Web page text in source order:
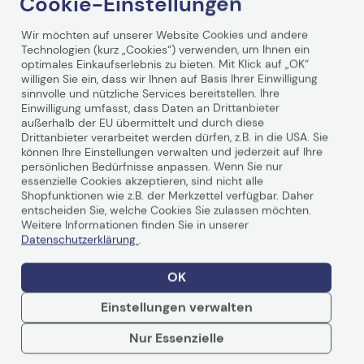
Technische Daten
Allgemein
Hersteller
Epson
Herst. Art. Nr.
EAN
0010343865877,
5704327741985
Hauptmerkmale
Produktbeschreibung
Epson T6124 - Gelb -
Weiterlesen
Wir möchten auf unserer Website Cookies und andere
Technologien (kurz „Cookies“) verwenden, um Ihnen ein
optimales Einkaufserlebnis zu bieten. Mit Klick auf „OK“
willigen Sie ein, dass wir Ihnen auf Basis Ihrer Einwilligung
sinnvolle und nützliche Services bereitstellen. Ihre
Einwilligung umfasst, dass Daten an Drittanbieter
außerhalb der EU übermittelt und durch diese
Drittanbieter verarbeitet werden dürfen, z.B. in die USA. Sie
können Ihre Einstellungen verwalten und jederzeit auf Ihre
persönlichen Bedürfnisse anpassen. Wenn Sie nur
essenzielle Cookies akzeptieren, sind nicht alle
Shopfunktionen wie z.B. der Merkzettel verfügbar. Daher
entscheiden Sie, welche Cookies Sie zulassen möchten.
Weitere Informationen finden Sie in unserer
Datenschutzerklärung .
OK
Einstellungen verwalten
Nur Essenzielle